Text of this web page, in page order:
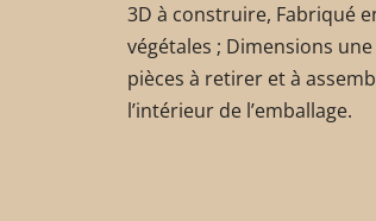
3D à construire, Fabriqué
végétales ; Dimensions
pièces à retirer et à
l’intérieur de l’emballage.